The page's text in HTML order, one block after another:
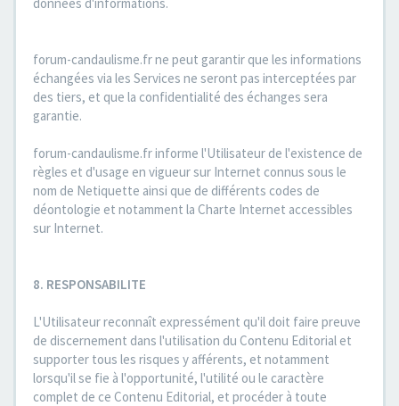
forum-candaulisme.fr ne peut garantir que les informations
échangées via les Services ne seront pas interceptées par
des tiers, et que la confidentialité des échanges sera
garantie.
forum-candaulisme.fr informe l'Utilisateur de l'existence de
règles et d'usage en vigueur sur Internet connus sous le
nom de Netiquette ainsi que de différents codes de
déontologie et notamment la Charte Internet accessibles
sur Internet.
8. RESPONSABILITE
L'Utilisateur reconnaît expressément qu'il doit faire preuve
de discernement dans l'utilisation du Contenu Editorial et
supporter tous les risques y afférents, et notamment
lorsqu'il se fie à l'opportunité, l'utilité ou le caractère
complet de ce Contenu Editorial, et procéder à toute